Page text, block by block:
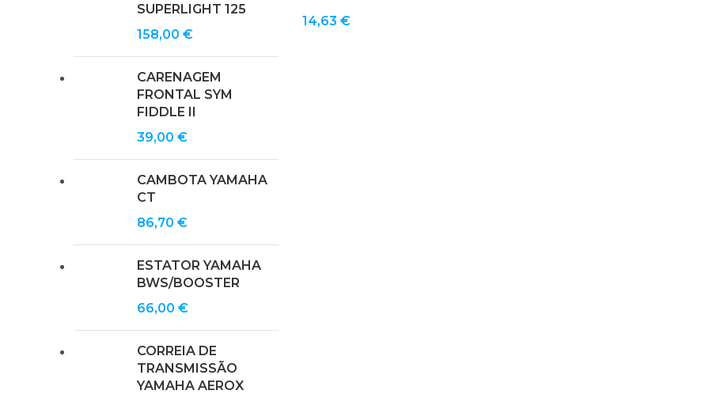
SUPERLIGHT 125
158,00 €
CARENAGEM
FRONTAL SYM
FIDDLE II
39,00 €
CAMBOTA YAMAHA
CT
86,70 €
ESTATOR YAMAHA
BWS/BOOSTER
66,00 €
CORREIA DE
TRANSMISSÃO
YAMAHA AEROX
14,63 €